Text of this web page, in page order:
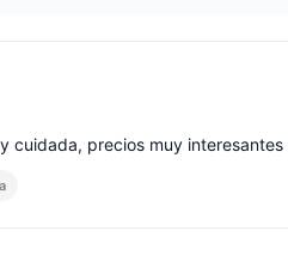
cuidada, precios muy